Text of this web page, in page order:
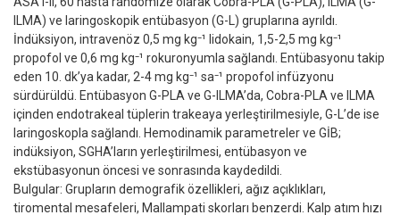
ILMA) ve laringoskopik entübasyon (G-L) gruplarına ayrıldı.
İndüksiyon, intravenöz 0,5 mg kg⁻¹ lidokain, 1,5-2,5 mg kg⁻¹
propofol ve 0,6 mg kg⁻¹ rokuronyumla sağlandı. Entübasyonu takip
eden 10. dk’ya kadar, 2-4 mg kg⁻¹ sa⁻¹ propofol infüzyonu
sürdürüldü. Entübasyon G-PLA ve G-ILMA’da, Cobra-PLA ve ILMA
içinden endotrakeal tüplerin trakeaya yerleştirilmesiyle, G-L’de ise
laringoskopla sağlandı. Hemodinamik parametreler ve GİB;
indüksiyon, SGHA’ların yerleştirilmesi, entübasyon ve
ekstübasyonun öncesi ve sonrasında kaydedildi.
Bulgular: Grupların demografik özellikleri, ağız açıklıkları,
tiromental mesafeleri, Mallampati skorları benzerdi. Kalp atım hızı